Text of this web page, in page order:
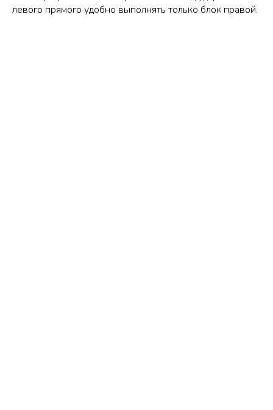
левого прямого удобно выполнять только блок правой.